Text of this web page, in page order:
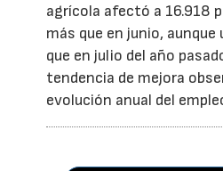
agrícola afectó a 16.918
más que en junio,
que en julio del año
tendencia de mejora
evolución anual del